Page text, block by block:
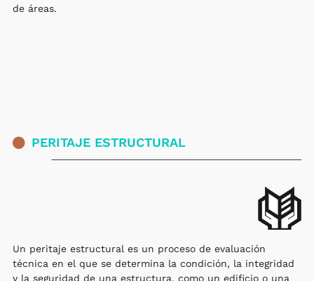
de áreas.
PERITAJE ESTRUCTURAL
Un peritaje estructural es un proceso de evaluación
técnica en el que se determina la condición, la integridad
y la seguridad de una estructura, como un edificio o una